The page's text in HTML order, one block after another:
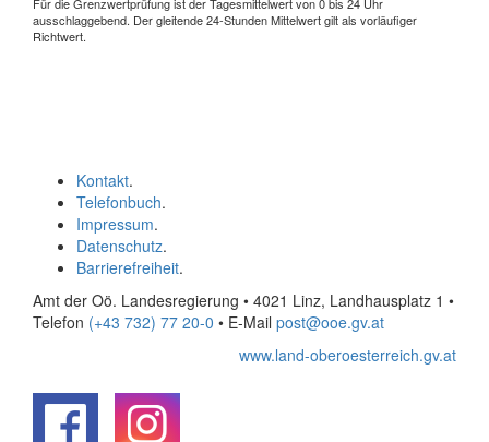
ausschlaggebend. Der gleitende 24-Stunden Mittelwert gilt als vorläufiger
Richtwert.
Kontakt.
Telefonbuch.
Impressum.
Datenschutz.
Barrierefreiheit.
Amt der Oö. Landesregierung • 4021 Linz, Landhausplatz 1 •
Telefon (+43 732) 77 20-0 • E-Mail post@ooe.gv.at
www.land-oberoesterreich.gv.at